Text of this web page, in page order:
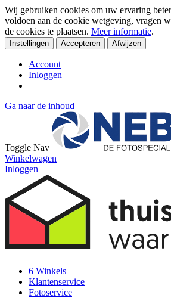
Wij gebruiken cookies om uw ervaring
voldoen aan de cookie wetgeving, vragen
de cookies te plaatsen. Meer informatie.
Instellingen Accepteren Afwijzen
Account
Inloggen
Ga naar de inhoud
Toggle Nav
Winkelwagen
Inloggen
6 Winkels
Klantenservice
Fotoservice